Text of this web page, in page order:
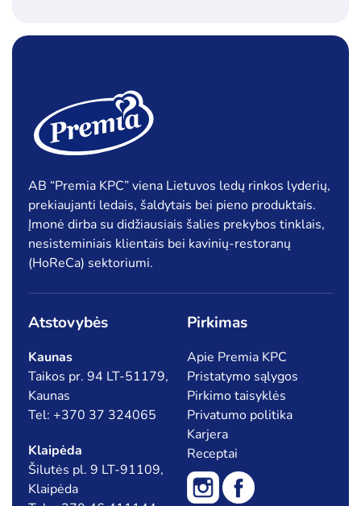
AB “Premia KPC” viena Lietuvos ledų rinkos lyderių,
prekiaujanti ledais, šaldytais bei pieno produktais.
Įmonė dirba su didžiausiais šalies prekybos tinklais,
nesisteminiais klientais bei kavinių-restoranų
(HoReCa) sektoriumi.
Atstovybės
Kaunas
Taikos pr. 94 LT-51179,
Kaunas
Tel: +370 37 324065
Klaipėda
Šilutės pl. 9 LT-91109,
Klaipėda
Pirkimas
Apie Premia KPC
Pristatymo sąlygos
Pirkimo taisyklės
Privatumo politika
Karjera
Receptai